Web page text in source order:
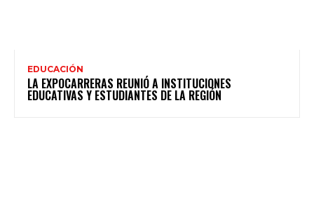
EDUCACIÓN
LA EXPOCARRERAS REUNIÓ A INSTITUCIONES
EDUCATIVAS Y ESTUDIANTES DE LA REGIÓN